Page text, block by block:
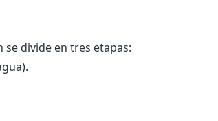
divide en tres etapas: